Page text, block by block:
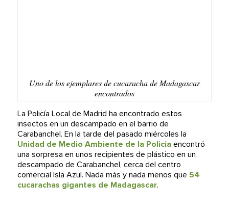
Uno de los ejemplares de cucaracha de Madagascar
encontrados
La Policía Local de Madrid ha encontrado estos
insectos en un descampado en el barrio de
Carabanchel. En la tarde del pasado miércoles la
Unidad de Medio Ambiente de la Policia encontró
una sorpresa en unos recipientes de plástico en un
descampado de Carabanchel, cerca del centro
comercial Isla Azul. Nada más y nada menos que 54
cucarachas gigantes de Madagascar.